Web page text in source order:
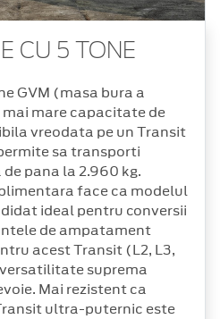
CU 5 TONE
GVM (masa bura a
mare capacitate de
vreodata pe un Transit
sa transporti
pana la 2.960 kg.
face ca modelul
ideal pentru conversii
de ampatament
acest Transit (L2, L3,
suprema
Mai rezistent ca
ultra-puternic este